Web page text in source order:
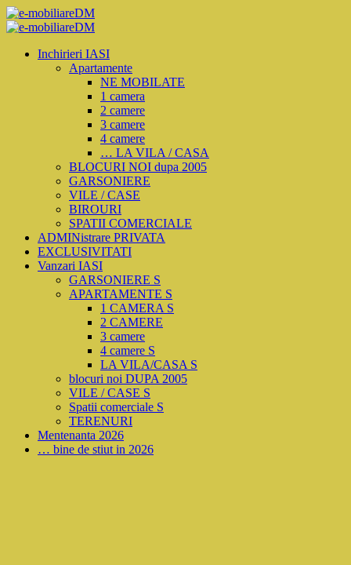
Inchirieri IASI
Apartamente
NE MOBILATE
1 camera
2 camere
3 camere
4 camere
… LA VILA / CASA
BLOCURI NOI dupa 2005
GARSONIERE
VILE / CASE
BIROURI
SPATII COMERCIALE
ADMINistrare PRIVATA
EXCLUSIVITATI
Vanzari IASI
GARSONIERE S
APARTAMENTE S
1 CAMERA S
2 CAMERE
3 camere
4 camere S
LA VILA/CASA S
blocuri noi DUPA 2005
VILE / CASE S
Spatii comerciale S
TERENURI
Mentenanta 2026
… bine de stiut in 2026